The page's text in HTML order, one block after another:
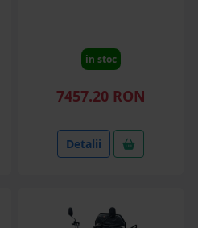
in stoc
7457.20 RON
Detalii